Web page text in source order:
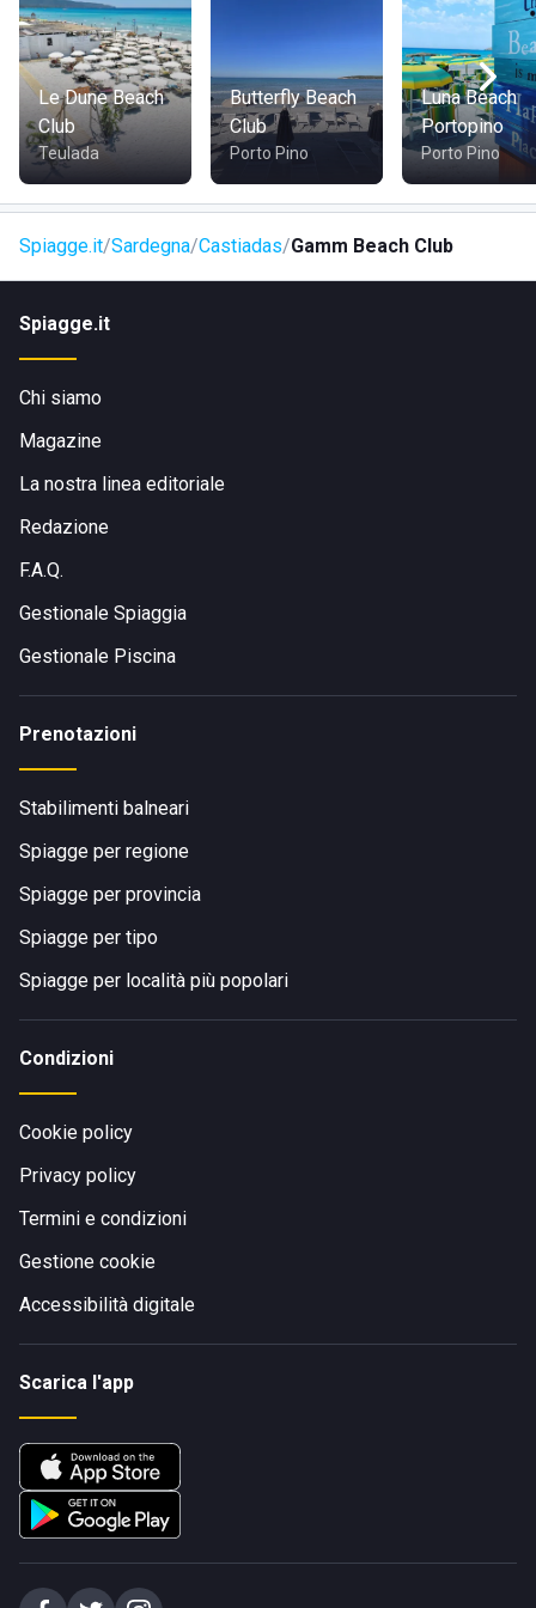
godere di una giornata perfetta in spiaggia.
Visita il sito di Gamm Beach Club
Le Dune Beach
Club
Teulada
Butterfly Beach
Club
Porto Pino
Luna Beach
Portopino
Porto Pino
Spiagge.it Sardegna Castiadas Gamm Beach Club
Spiagge.it
Chi siamo
Magazine
La nostra linea editoriale
Redazione
F.A.Q.
Gestionale Spiaggia
Gestionale Piscina
Prenotazioni
Stabilimenti balneari
Spiagge per regione
Spiagge per provincia
Spiagge per tipo
Spiagge per località più popolari
Condizioni
Cookie policy
Privacy policy
Termini e condizioni
Gestione cookie
Accessibilità digitale
Scarica l'app